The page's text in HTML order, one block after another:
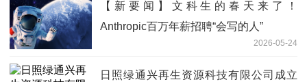
【新要闻】文科生的春天来了！
Anthropic百万年薪招聘“会写的人”
2026-05-24
日照绿通兴再生资源科技有限公司成立